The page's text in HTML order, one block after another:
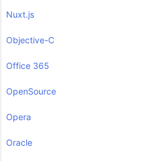
Nuxt.js
Objective-C
Office 365
OpenSource
Opera
Oracle